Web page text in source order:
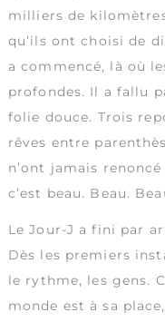
milliers de
qu’ils ont choisi de
a commencé, là où
profondes. Il a fallu
folie douce. Trois
rêves entre
n’ont jamais
c’est beau. Beau.
Le Jour-J a fini par
Dès les premiers
le rythme, les gens.
monde est à sa